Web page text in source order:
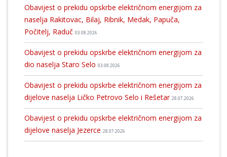
Obavijest o prekidu opskrbe električnom energijom za
naselja Rakitovac, Bilaj, Ribnik, Medak, Papuča,
Počitelj, Raduč 03.08.2026
Obavijest o prekidu opskrbe električnom energijom za
dio naselja Staro Selo 03.08.2026
Obavijest o prekidu opskrbe električnom energijom za
dijelove naselja Ličko Petrovo Selo i Rešetar 28.07.2026
Obavijest o prekidu opskrbe električnom energijom za
dijelove naselja Jezerce 28.07.2026